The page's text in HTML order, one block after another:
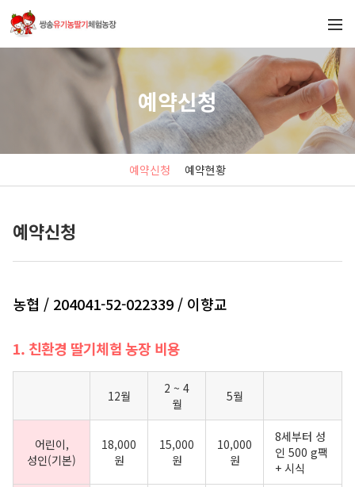
예약신청
예약신청 예약현황
예약신청
농협 / 204041-52-022339 / 이향교
1. 친환경 딸기체험 농장 비용
12월
2 ~ 4
월
5월
어린이,
성인(기본)
18,000
원
15,000
원
10,000
원
8세부터 성
인 500 g팩
+ 시식